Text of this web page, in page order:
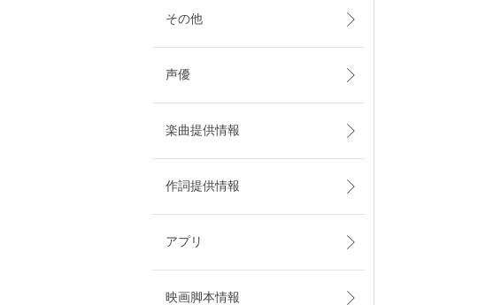
その他
声優
楽曲提供情報
作詞提供情報
アプリ
映画脚本情報